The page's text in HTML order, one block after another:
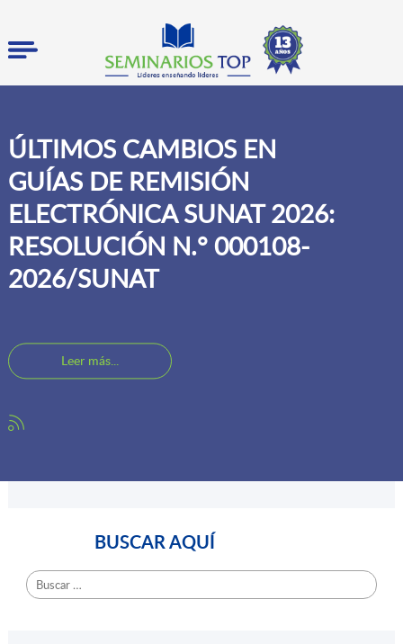
ÚLTIMOS CAMBIOS EN
GUÍAS DE REMISIÓN
ELECTRÓNICA SUNAT 2026:
RESOLUCIÓN N.° 000108-
2026/SUNAT
Leer más...
BUSCAR AQUÍ
Buscar: